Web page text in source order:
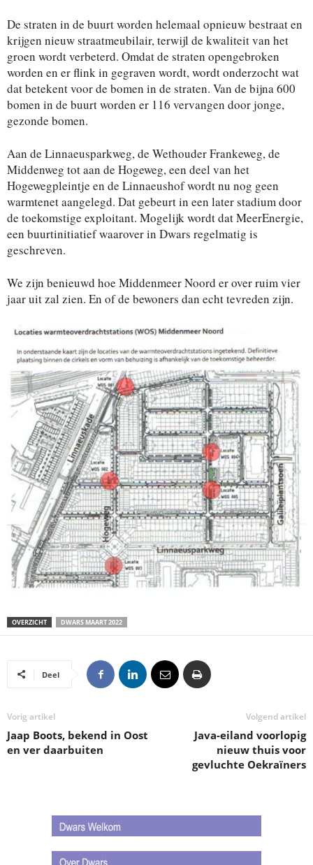
De straten in de buurt worden helemaal opnieuw bestraat en
krijgen nieuw straatmeubilair, terwijl de kwaliteit van het
groen wordt verbeterd. Omdat de straten opengebroken
worden en er flink in gegraven wordt, wordt onderzocht wat
dat betekent voor de bomen in de straten. Van de bijna 600
bomen in de buurt worden er 116 vervangen door jonge,
gezonde bomen.
Aan de Linnaeusparkweg, de Wethouder Frankeweg, de
Middenweg tot aan de Hogeweg, een deel van het
Hogewegpleintje en de Linnaeushof wordt nu nog geen
warmtenet aangelegd. Dat gebeurt in een later stadium door
de toekomstige exploitant. Mogelijk wordt dat MeerEnergie,
een buurtinitiatief waarover in Dwars regelmatig is
geschreven.
We zijn benieuwd hoe Middenmeer Noord er over ruim vier
jaar uit zal zien. En of de bewoners dan echt tevreden zijn.
OVERZICHT DWARS MAART 2022
Deel
Vorig artikel
Jaap Boots, bekend in Oost
en ver daarbuiten
Volgend artikel
Java-eiland voorlopig
nieuw thuis voor
gevluchte Oekraïners